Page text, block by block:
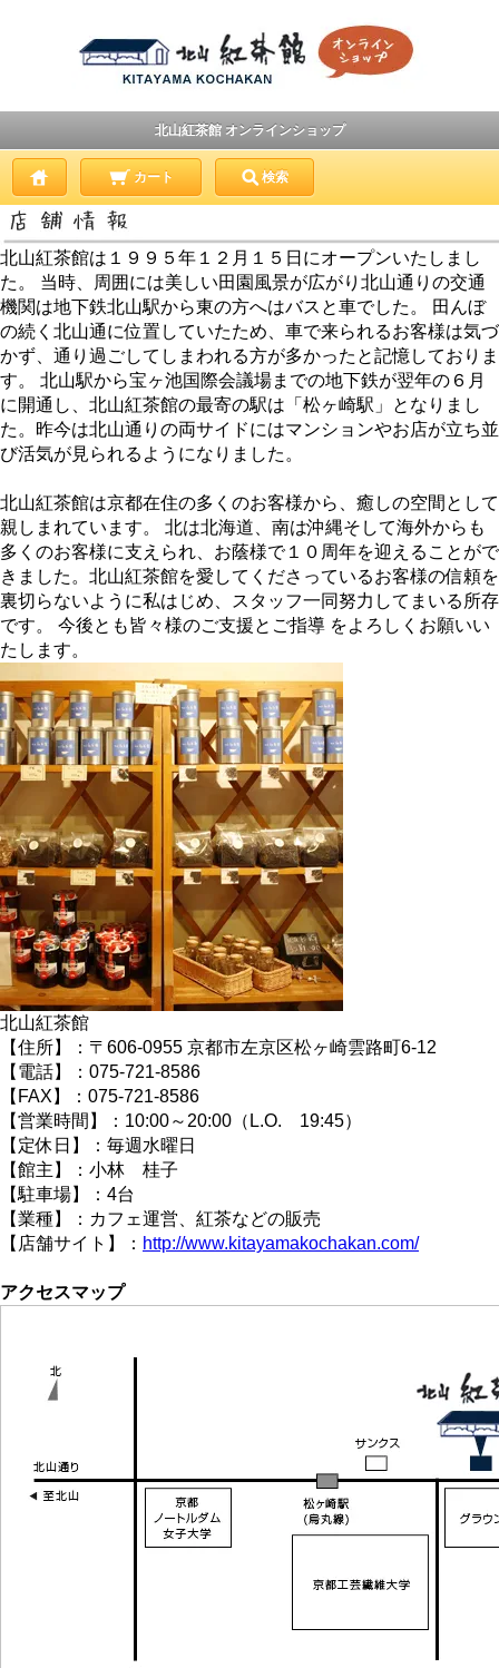
北山紅茶館 オンラインショップ
カート 検索
北山紅茶館は１９９５年１２月１５日にオープンいたしまし
た。 当時、周囲には美しい田園風景が広がり北山通りの交通
機関は地下鉄北山駅から東の方へはバスと車でした。 田んぼ
の続く北山通に位置していたため、車で来られるお客様は気づ
かず、通り過ごしてしまわれる方が多かったと記憶しておりま
す。 北山駅から宝ヶ池国際会議場までの地下鉄が翌年の６月
に開通し、北山紅茶館の最寄の駅は「松ヶ崎駅」となりまし
た。昨今は北山通りの両サイドにはマンションやお店が立ち並
び活気が見られるようになりました。
北山紅茶館は京都在住の多くのお客様から、癒しの空間として
親しまれています。 北は北海道、南は沖縄そして海外からも
多くのお客様に支えられ、お蔭様で１０周年を迎えることがで
きました。北山紅茶館を愛してくださっているお客様の信頼を
裏切らないように私はじめ、スタッフ一同努力してまいる所存
です。 今後とも皆々様のご支援とご指導 をよろしくお願いい
たします。
北山紅茶館
【住所】：〒606-0955 京都市左京区松ヶ崎雲路町6-12
【電話】：075-721-8586
【FAX】：075-721-8586
【営業時間】：10:00～20:00（L.O. 19:45）
【定休日】：毎週水曜日
【館主】：小林 桂子
【駐車場】：4台
【業種】：カフェ運営、紅茶などの販売
【店舗サイト】： http://www.kitayamakochakan.com/
アクセスマップ